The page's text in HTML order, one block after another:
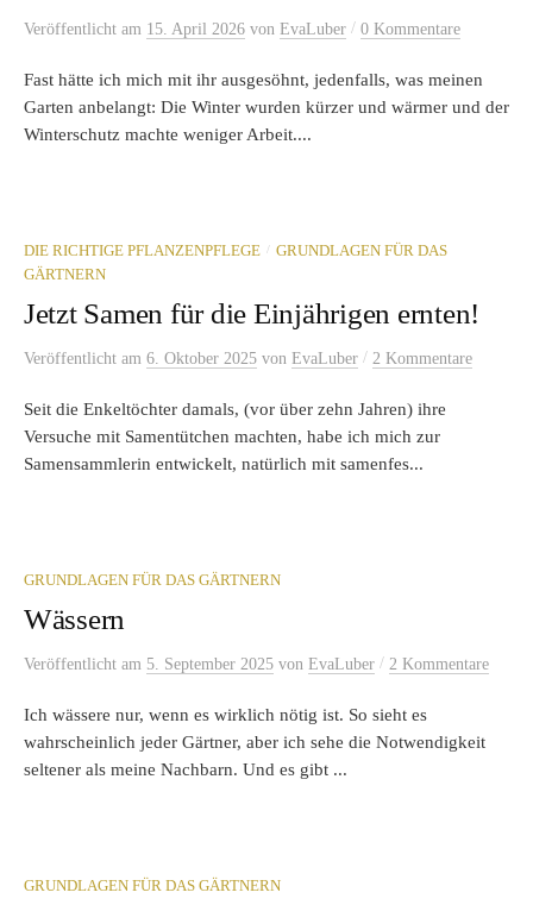
Veröffentlicht am 15. April 2026 von EvaLuber / 0 Kommentare
Fast hätte ich mich mit ihr ausgesöhnt, jedenfalls, was meinen
Garten anbelangt: Die Winter wurden kürzer und wärmer und der
Winterschutz machte weniger Arbeit....
DIE RICHTIGE PFLANZENPFLEGE / GRUNDLAGEN FÜR DAS
GÄRTNERN
Jetzt Samen für die Einjährigen ernten!
Veröffentlicht am 6. Oktober 2025 von EvaLuber / 2 Kommentare
Seit die Enkeltöchter damals, (vor über zehn Jahren) ihre
Versuche mit Samentütchen machten, habe ich mich zur
Samensammlerin entwickelt, natürlich mit samenfes...
GRUNDLAGEN FÜR DAS GÄRTNERN
Wässern
Veröffentlicht am 5. September 2025 von EvaLuber / 2 Kommentare
Ich wässere nur, wenn es wirklich nötig ist. So sieht es
wahrscheinlich jeder Gärtner, aber ich sehe die Notwendigkeit
seltener als meine Nachbarn. Und es gibt ...
GRUNDLAGEN FÜR DAS GÄRTNERN